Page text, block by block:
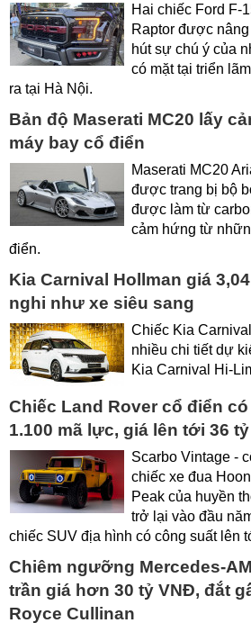
Hai chiếc Ford F-
Raptor được
hút sự chú ý của
có mặt tại triển
ra tại Hà Nội.
Bản độ Maserati MC20 lấy
máy bay cổ điển
Maserati MC20
được trang bị bộ
được làm từ
cảm hứng từ
điển.
Kia Carnival Hollman giá
nghi như xe siêu sang
Chiếc Kia
nhiều chi tiết dự
Kia Carnival Hi-
Chiếc Land Rover cổ điển
1.100 mã lực, giá lên tới 36
Scarbo Vintage -
chiếc xe đua
Peak của huyền
trở lại vào đầu
chiếc SUV địa hình có công suất lên
Chiêm ngưỡng Mercedes-
trần giá hơn 30 tỷ VNĐ, đắt
Royce Cullinan